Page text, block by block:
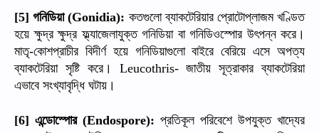
[5]গনিডিয়া(Gonidia): কতগুলো ব্যাকটেরিয়ার প্রোটোপ্লাজম খণ্ডিত
হয়ে ক্ষুদ্র ক্ষুদ্র ফ্ল্যাজেলাযুক্ত গনিডিয়া বা গনিডিওস্পোর উৎপন্ন করে।
মাতৃ-কোশপ্রাচীর বিদীর্ণ হয়ে গনিডিয়াগুলো বাইরে বেরিয়ে এসে অপত্য
ব্যাকটেরিয়া সৃষ্টি করে। Leucothris-জাতীয় সূত্রাকার ব্যাকটেরিয়া
এভাবে সংখ্যাবৃদ্ধি ঘটায়।
[6] এন্ডোস্পোর(Endospore): প্রতিকূল পরিবেশে উপযুক্ত খাদ্যের